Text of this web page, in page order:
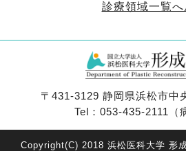
診療領域一覧へ
〒431-3129 静岡県浜松市中
Tel：053-435-2111（
Copyright(C) 2018 浜松医科大学 形